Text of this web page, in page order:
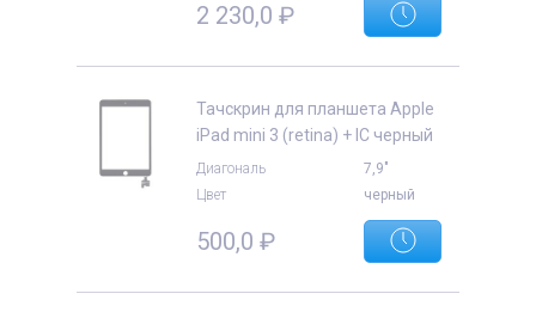
2 230,0 ₽
Тачскрин для планшета Apple
iPad mini 3 (retina) + IC черный
Диагональ
7,9"
Цвет
черный
500,0 ₽